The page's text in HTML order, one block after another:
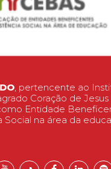
, pertencente ao
Coração de Jesus
Entidade
Social na área da